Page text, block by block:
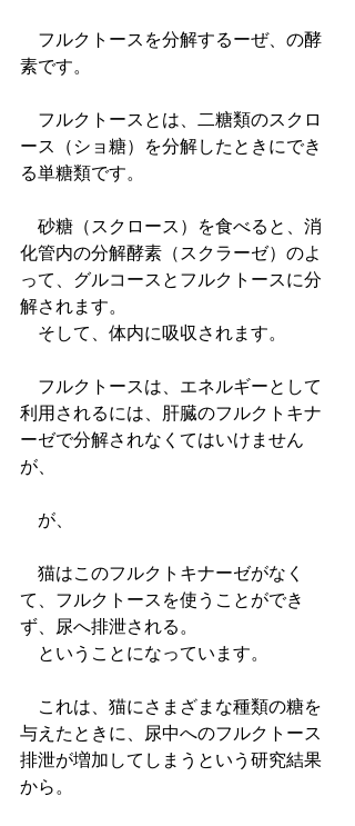
フルクトースを分解するーぜ、の酵
素です。
フルクトースとは、二糖類のスクロ
ース（ショ糖）を分解したときにでき
る単糖類です。
砂糖（スクロース）を食べると、消
化管内の分解酵素（スクラーゼ）のよ
って、グルコースとフルクトースに分
解されます。
そして、体内に吸収されます。
フルクトースは、エネルギーとして
利用されるには、肝臓のフルクトキナ
ーゼで分解されなくてはいけません
が、
が、
猫はこのフルクトキナーゼがなく
て、フルクトースを使うことができ
ず、尿へ排泄される。
ということになっています。
これは、猫にさまざまな種類の糖を
与えたときに、尿中へのフルクトース
排泄が増加してしまうという研究結果
から。